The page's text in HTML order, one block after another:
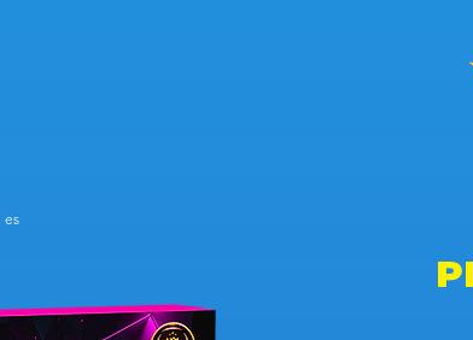
es auf 150 Stimmen, Leute mögen es